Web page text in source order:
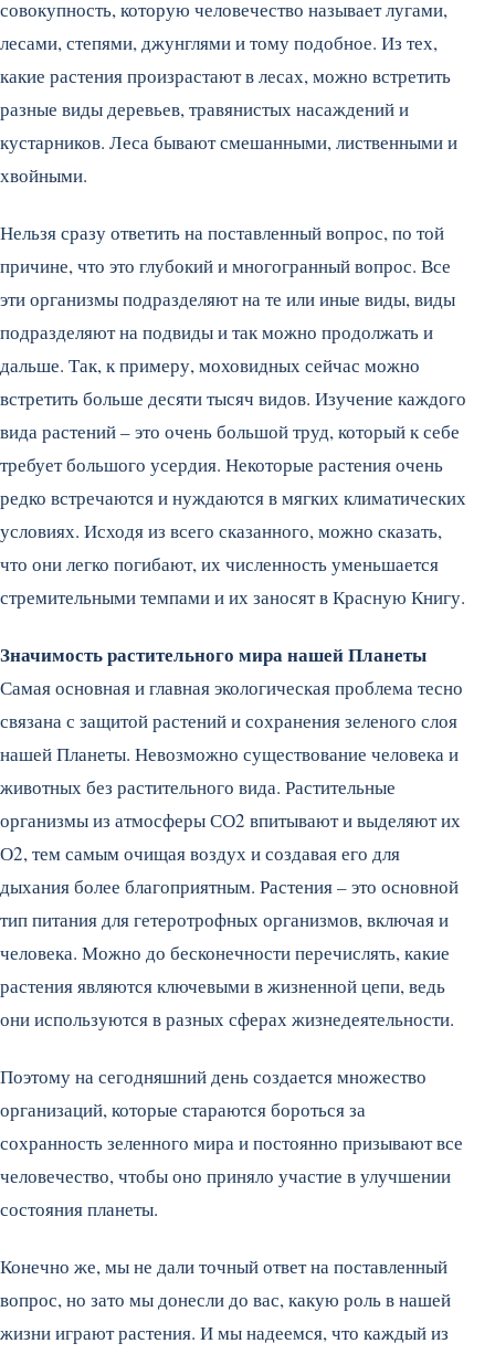
совокупность, которую человечество называет лугами,
лесами, степями, джунглями и тому подобное. Из тех,
какие растения произрастают в лесах, можно встретить
разные виды деревьев, травянистых насаждений и
кустарников. Леса бывают смешанными, лиственными и
хвойными.
Нельзя сразу ответить на поставленный вопрос, по той
причине, что это глубокий и многогранный вопрос. Все
эти организмы подразделяют на те или иные виды, виды
подразделяют на подвиды и так можно продолжать и
дальше. Так, к примеру, моховидных сейчас можно
встретить больше десяти тысяч видов. Изучение каждого
вида растений – это очень большой труд, который к себе
требует большого усердия. Некоторые растения очень
редко встречаются и нуждаются в мягких климатических
условиях. Исходя из всего сказанного, можно сказать,
что они легко погибают, их численность уменьшается
стремительными темпами и их заносят в Красную Книгу.
Значимость растительного мира нашей Планеты
Самая основная и главная экологическая проблема тесно
связана с защитой растений и сохранения зеленого слоя
нашей Планеты. Невозможно существование человека и
животных без растительного вида. Растительные
организмы из атмосферы СО2 впитывают и выделяют их
О2, тем самым очищая воздух и создавая его для
дыхания более благоприятным. Растения – это основной
тип питания для гетеротрофных организмов, включая и
человека. Можно до бесконечности перечислять, какие
растения являются ключевыми в жизненной цепи, ведь
они используются в разных сферах жизнедеятельности.
Поэтому на сегодняшний день создается множество
организаций, которые стараются бороться за
сохранность зеленного мира и постоянно призывают все
человечество, чтобы оно приняло участие в улучшении
состояния планеты.
Конечно же, мы не дали точный ответ на поставленный
вопрос, но зато мы донесли до вас, какую роль в нашей
жизни играют растения. И мы надеемся, что каждый из